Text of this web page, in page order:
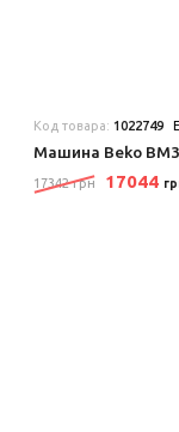
Код товара: 1022749
Машина Beko
17342 грн 17044